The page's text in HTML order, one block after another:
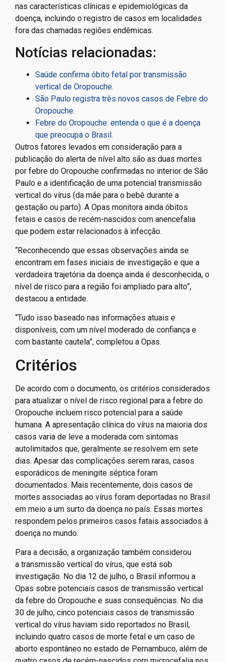
nas características clínicas e epidemiológicas da
doença, incluindo o registro de casos em localidades
fora das chamadas regiões endêmicas.
Notícias relacionadas:
Saúde confirma óbito fetal por transmissão
vertical de Oropouche.
São Paulo registra três novos casos de Febre do
Oropouche.
Febre do Oropouche: entenda o que é a doença
que preocupa o Brasil.
Outros fatores levados em consideração para a
publicação do alerta de nível alto são as duas mortes
por febre do Oropouche confirmadas no interior de São
Paulo e a identificação de uma potencial transmissão
vertical do vírus (da mãe para o bebê durante a
gestação ou parto). A Opas monitora ainda óbitos
fetais e casos de recém-nascidos com anencefalia
que podem estar relacionados à infecção.
“Reconhecendo que essas observações ainda se
encontram em fases iniciais de investigação e que a
verdadeira trajetória da doença ainda é desconhecida, o
nível de risco para a região foi ampliado para alto”,
destacou a entidade.
“Tudo isso baseado nas informações atuais e
disponíveis, com um nível moderado de confiança e
com bastante cautela”, completou a Opas.
Critérios
De acordo com o documento, os critérios considerados
para atualizar o nível de risco regional para a febre do
Oropouche incluem risco potencial para a saúde
humana. A apresentação clínica do vírus na maioria dos
casos varia de leve a moderada com sintomas
autolimitados que, geralmente se resolvem em sete
dias. Apesar das complicações serem raras, casos
esporádicos de meningite séptica foram
documentados. Mais recentemente, dois casos de
mortes associadas ao vírus foram deportadas no Brasil
em meio a um surto da doença no país. Essas mortes
respondem pelos primeiros casos fatais associados à
doença no mundo.
Para a decisão, a organização também considerou
a transmissão vertical do vírus, que está sob
investigação. No dia 12 de julho, o Brasil informou a
Opas sobre potenciais casos de transmissão vertical
da febre do Oropouche e suas consequências. No dia
30 de julho, cinco potenciais casos de transmissão
vertical do vírus haviam sido reportados no Brasil,
incluindo quatro casos de morte fetal e um caso de
aborto espontâneo no estado de Pernambuco, além de